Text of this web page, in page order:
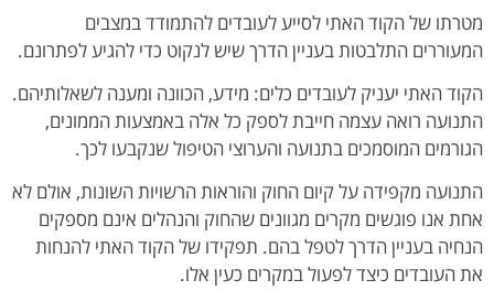
מטרתו של הקוד האתי לסייע לעובדים להתמודד במצבים
המעוררים התלבטות בעניין הדרך שיש לנקוט כדי להגיע לפתרונם.
הקוד האתי יעניק לעובדים כלים: מידע, הכוונה ומענה לשאלותיהם.
התנועה רואה עצמה חייבת לספק כל אלה באמצעות הממונים,
הגורמים המוסמכים בתנועה והערוצי הטיפול שנקבעו לכך.
התנועה מקפידה על קיום החוק והוראות הרשויות השונות, אולם לא
אחת אנו פוגשים מקרים מגוונים שהחוק והנהלים אינם מספקים
הנחיה בעניין הדרך לטפל בהם. תפקידו של הקוד האתי להנחות
את העובדים כיצד לפעול במקרים כעין אלו.